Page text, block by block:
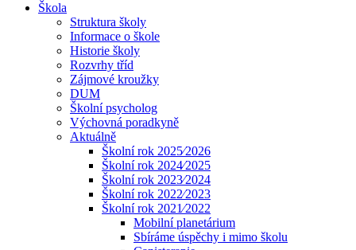
Škola
Struktura školy
Informace o škole
Historie školy
Rozvrhy tříd
Zájmové kroužky
DUM
Školní psycholog
Výchovná poradkyně
Aktuálně
Školní rok 2025⁄2026
Školní rok 2024⁄2025
Školní rok 2023⁄2024
Školní rok 2022⁄2023
Školní rok 2021⁄2022
Mobilní planetárium
Sbíráme úspěchy i mimo školu